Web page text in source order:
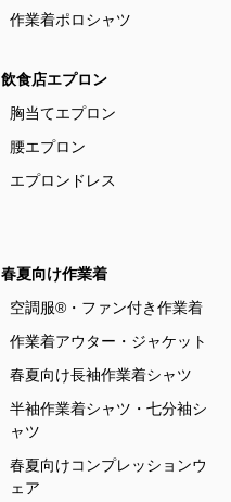
作業着ポロシャツ
飲食店エプロン
胸当てエプロン
腰エプロン
エプロンドレス
春夏向け作業着
空調服®・ファン付き作業着
作業着アウター・ジャケット
春夏向け長袖作業着シャツ
半袖作業着シャツ・七分袖シ
ャツ
春夏向けコンプレッションウ
ェア